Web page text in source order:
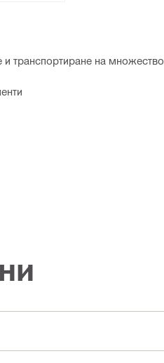
транспортиране на множество